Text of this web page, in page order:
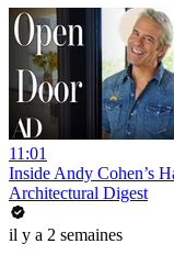
11:01
Inside Andy Cohen’s
Architectural Digest
il y a 2 semaines